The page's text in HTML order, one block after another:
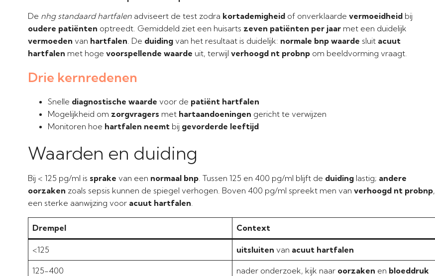
De nhg standaard hartfalen adviseert de test zodra kortademigheid of onverklaarde vermoeidheid bij
oudere patiënten optreedt. Gemiddeld ziet een huisarts zeven patiënten per jaar met een duidelijk
vermoeden van hartfalen . De duiding van het resultaat is duidelijk: normale bnp waarde sluit acuut
hartfalen met hoge voorspellende waarde uit, terwijl verhoogd nt probnp om beeldvorming vraagt.
Drie kernredenen
Snelle diagnostische waarde voor de patiënt hartfalen
Mogelijkheid om zorgvragers met hartaandoeningen gericht te verwijzen
Monitoren hoe hartfalen neemt bij gevorderde leeftijd
Waarden en duiding
Bij < 125 pg/ml is sprake van een normaal bnp . Tussen 125 en 400 pg/ml blijft de duiding lastig; andere
oorzaken zoals sepsis kunnen de spiegel verhogen. Boven 400 pg/ml spreekt men van verhoogd nt probnp,
een sterke aanwijzing voor acuut hartfalen
Drempel Context
<125 uitsluiten van acuut hartfalen
125-400 nader onderzoek, kijk naar oorzaken en bloeddruk